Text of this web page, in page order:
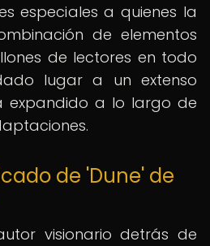
especiales a quienes la
de elementos
de lectores en todo
lugar a un extenso
expandido a lo largo de
de 'Dune' de
visionario detrás de